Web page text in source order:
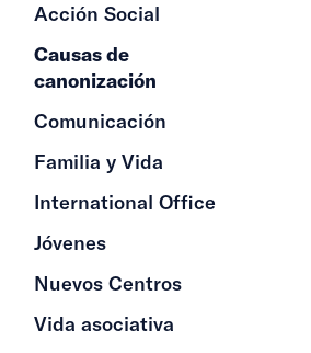
Acción Social
Causas de
canonización
Comunicación
Familia y Vida
International Office
Jóvenes
Nuevos Centros
Vida asociativa